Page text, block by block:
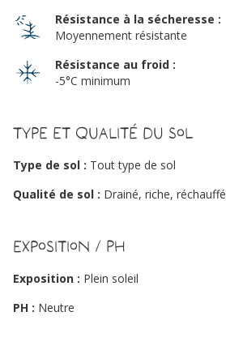
Résistance à la sécheresse :
Moyennement résistante
Résistance au froid :
-5°C minimum
Type et qualité du sol
Type de sol : Tout type de sol
Qualité de sol : Drainé, riche, réchauffé
Exposition / PH
Exposition : Plein soleil
PH : Neutre